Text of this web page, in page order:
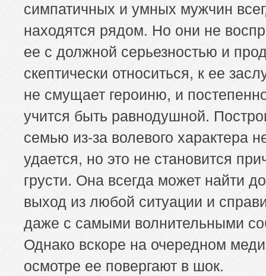
симпатичных и умных мужчин
находятся рядом. Но они не
ее с должной серьезностью и
скептически относиться, к ее
не смущает героиню, и
учится быть равнодушной.
семью из-за волевого характера
удается, но это не становится
грусти. Она всегда может найти
выход из любой ситуации и
даже с самыми волнительными
Однако вскоре на очередном
осмотре ее повергают в шок.